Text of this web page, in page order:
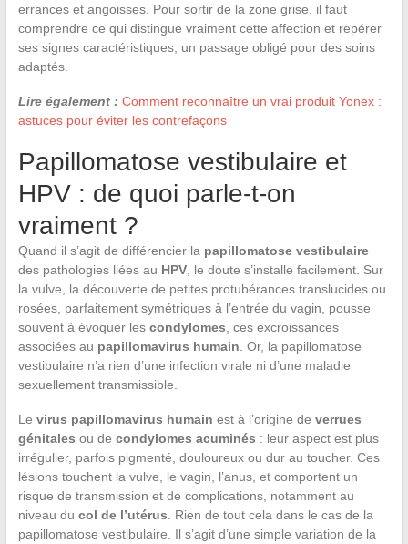
errances et angoisses. Pour sortir de la zone grise, il faut
comprendre ce qui distingue vraiment cette affection et repérer
ses signes caractéristiques, un passage obligé pour des soins
adaptés.
Lire également : Comment reconnaître un vrai produit Yonex :
astuces pour éviter les contrefaçons
Papillomatose vestibulaire et
HPV : de quoi parle-t-on
vraiment ?
Quand il s’agit de différencier la papillomatose vestibulaire
des pathologies liées au HPV, le doute s’installe facilement. Sur
la vulve, la découverte de petites protubérances translucides ou
rosées, parfaitement symétriques à l’entrée du vagin, pousse
souvent à évoquer les condylomes , ces excroissances
associées au papillomavirus humain . Or, la papillomatose
vestibulaire n’a rien d’une infection virale ni d’une maladie
sexuellement transmissible.
Le virus papillomavirus humain est à l’origine de verrues
génitales ou de condylomes acuminés : leur aspect est plus
irrégulier, parfois pigmenté, douloureux ou dur au toucher. Ces
lésions touchent la vulve, le vagin, l’anus, et comportent un
risque de transmission et de complications, notamment au
niveau du col de l’utérus . Rien de tout cela dans le cas de la
papillomatose vestibulaire. Il s’agit d’une simple variation de la